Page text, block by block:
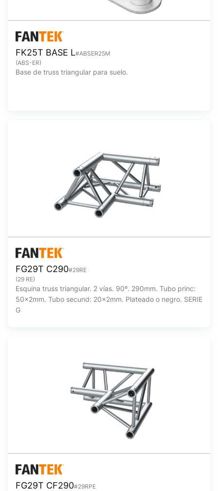
FK25T BASE L#ABSER25M
(ABS-ER)
Base de truss triangular para suelo.
FG29T C290#29RE
(29 RE)
Esquina truss triangular. 2 vías. 90º. 290mm. Tubo princ:
50x2mm. Tubo secund: 20x2mm. Plateado o negro. SERIE
G
FG29T CF290#29RPE